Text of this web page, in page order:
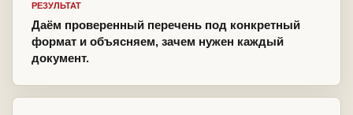
РЕЗУЛЬТАТ
Даём проверенный перечень под конкретный
формат и объясняем, зачем нужен каждый
документ.